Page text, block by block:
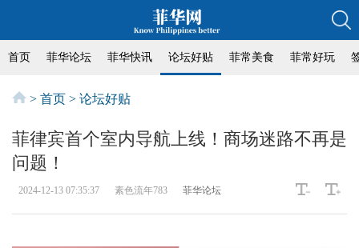
首页 菲华论坛 菲华快讯 论坛好贴 菲常美食 菲常好玩
> 首页 > 论坛好贴
菲律宾首个室内导航上线！商场迷路不再是
问题！
2024-12-13 07:35:37 素色流年783 菲华论坛